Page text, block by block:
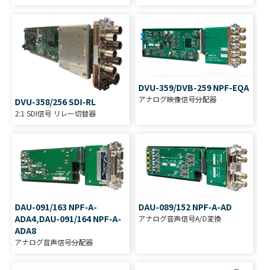
DVU-358/256 SDI-RL
2:1 SDI信号 リレー切替器
DVU-359/DVB-259 NPF-EQA
アナログ映像信号分配器
DAU-091/163 NPF-A-
ADA4,DAU-091/164 NPF-A-
ADA8
アナログ音声信号分配器
DAU-089/152 NPF-A-AD
アナログ音声信号A/D変換